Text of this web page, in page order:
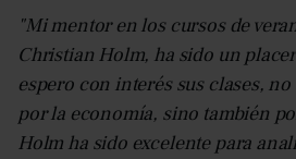
"Mi mentor en los cursos de
Christian Holm, ha sido un
espero con interés sus clases,
por la economía, sino también
Holm ha sido excelente para